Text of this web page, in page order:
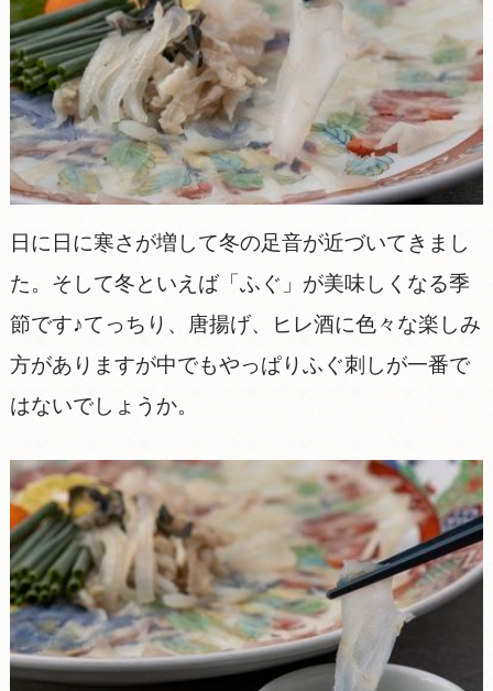
日に日に寒さが増して冬の足音が近づいてきまし
た。そして冬といえば「ふぐ」が美味しくなる季
節です♪てっちり、唐揚げ、ヒレ酒に色々な楽しみ
方がありますが中でもやっぱりふぐ刺しが一番で
はないでしょうか。